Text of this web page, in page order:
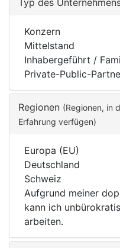
Typ des
Konzern
Mittelstand
Inhabergeführt /
Private-Public-
Regionen (Regionen, in
Erfahrung verfügen)
Europa (EU)
Deutschland
Schweiz
Aufgrund meiner
kann ich
arbeiten.